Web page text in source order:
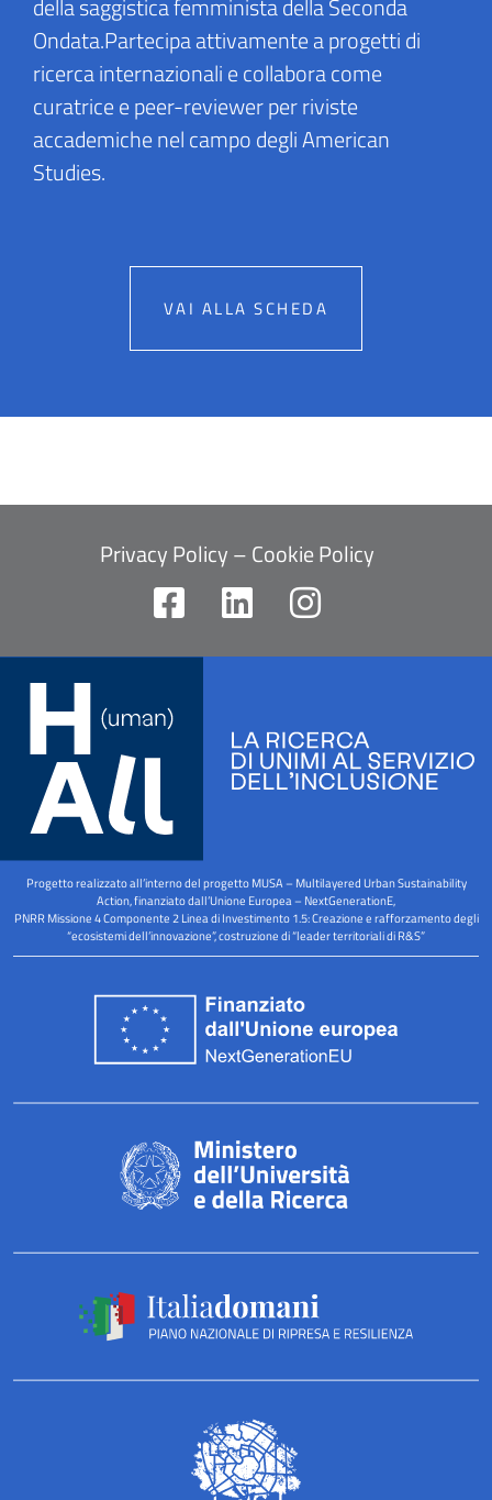
della saggistica femminista della Seconda
Ondata.Partecipa attivamente a progetti di
ricerca internazionali e collabora come
curatrice e peer-reviewer per riviste
accademiche nel campo degli American
Studies.
VAI ALLA SCHEDA
Privacy Policy–Cookie Policy
F
a
c
e
b
k
-
s
q
u
a
r
e
L
i
n
e
d
i
I
n
s
a
g
r
m
Progetto realizzato all’interno del progetto MUSA – Multilayered Urban Sustainability
Action, finanziato dall’Unione Europea – NextGenerationE,
PNRR Missione 4 Componente 2 Linea di Investimento 1.5: Creazione e rafforzamento degli
“ecosistemi dell’innovazione”, costruzione di “leader territoriali di R&S”